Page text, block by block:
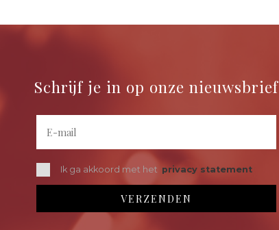
Schrijf je in op onze nieuwsbrief
Ik ga akkoord met het privacy statement